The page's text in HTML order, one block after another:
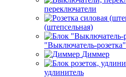
переключатели
(штепсельная)
"Выключатель-розетка"
Диммер
удлинитель